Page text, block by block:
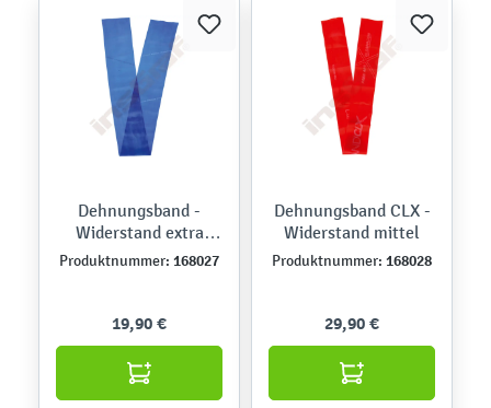
Dehnungsband -
Widerstand extra
stark
Produktnummer: 168027
19,90 €
Dehnungsband CLX -
Widerstand mittel
Produktnummer: 168028
29,90 €